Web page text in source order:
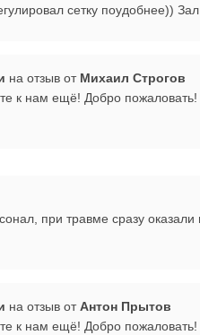
сетку поудобнее))
на отзыв от Михаил Строгов
к нам ещё! Добро пожаловать!
при травме сразу
на отзыв отАнтон Прытов
к нам ещё! Добро пожаловать!